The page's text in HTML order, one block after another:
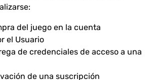
del juego en la cuenta
el Usuario
de credenciales de acceso a una
de una suscripción